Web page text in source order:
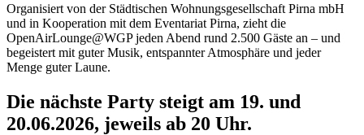
Organisiert von der Städtischen Wohnungsgesellschaft Pirna mbH
und in Kooperation mit dem Eventariat Pirna, zieht die
OpenAirLounge@WGP jeden Abend rund 2.500 Gäste an – und
begeistert mit guter Musik, entspannter Atmosphäre und jeder
Menge guter Laune.
Die nächste Party steigt am 19. und
20.06.2026, jeweils ab 20 Uhr.